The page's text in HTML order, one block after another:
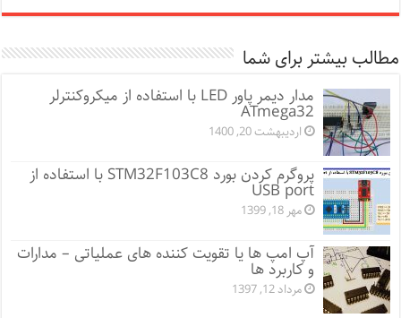
مطالب بیشتر برای شما
مدار دیمر پاور LED با استفاده از میکروکنترلر
ATmega32
اردیبهشت 20, 1400
پروگرم کردن بورد STM32F103C8 با استفاده از
USB port
مهر 18, 1399
آپ امپ ها یا تقویت کننده های عملیاتی – مدارات
و کاربرد ها
مرداد 12, 1397